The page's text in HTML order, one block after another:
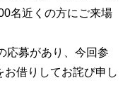
名近くの方にご来場
応募があり、今回参
借りしてお詫び申し